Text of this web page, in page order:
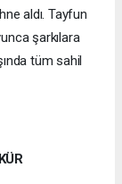
aldı. Tayfun
şarkılara
tüm sahil